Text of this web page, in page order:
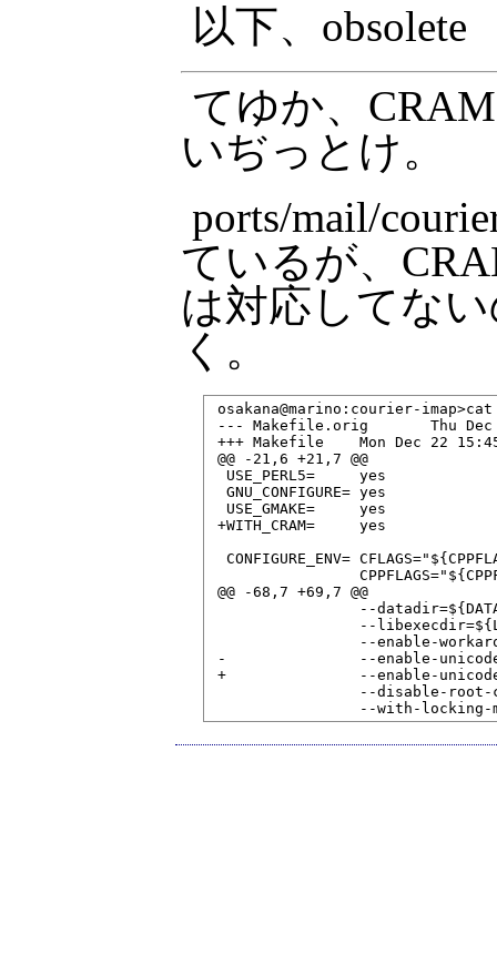
以下、obsolete
てゆか、
いぢっとけ。
ports/mail/
ているが、
は対応してな
く。
osakana@marino:courier-
--- Makefile.orig       Thu Dec
+++ Makefile    Mon Dec 22
@@ -21,6 +21,7 @@
  USE_PERL5=     yes
  GNU_CONFIGURE= yes
  USE_GMAKE=     yes
+WITH_CRAM=     yes
CONFIGURE_ENV=
@@ -68,7 +69,7 @@
--
--
--enable-
-               --enable-
+               --enable-
--disable-root-